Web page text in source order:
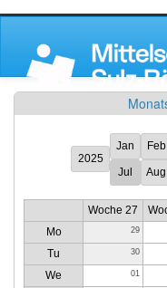
2025
Jan Feb
Jul Aug
Woche 27
Mo
29
Tu 30
We 01